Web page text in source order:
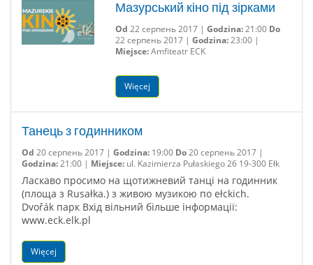
Мазурський кіно під зірками
Od 22 серпень 2017 | Godzina:21:00 Do
22 серпень 2017 | Godzina:23:00 |
Miejsce:Amfiteatr ECK
Więcej
Танець з годинником
Od 20 серпень 2017 | Godzina: 19:00 Do20 серпень 2017 |
Godzina:21:00 | Miejsce: ul. Kazimierza Pułaskiego 26 19-300 Ełk
Ласкаво просимо на щотижневий танці на годинник
(площа з Rusałka.) з живою музикою по ełckich.
Dvořák парк Вхід вільний більше інформації:
www.eck.elk.pl
Więcej